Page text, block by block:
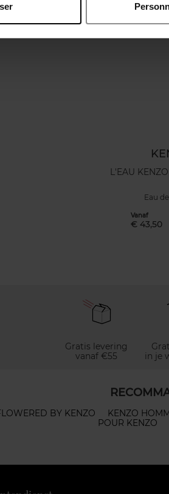
L'EAU
Eau
Vanaf
€ 43,50
Gratis levering
vanaf €55
in je
BY KENZO KENZO
POUR KENZO